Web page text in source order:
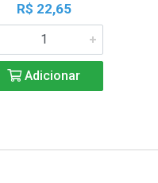
R$ 22,65
Adicionar